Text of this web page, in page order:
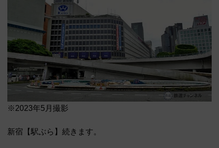
※2023年5月撮影
新宿【駅ぶら】続きます。